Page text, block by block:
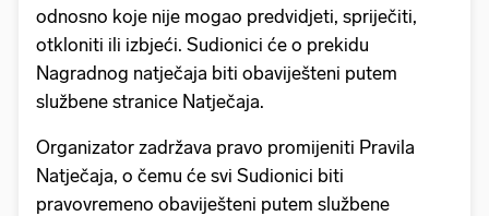
odnosno koje nije mogao predvidjeti, spriječiti,
otkloniti ili izbjeći. Sudionici će o prekidu
Nagradnog natječaja biti obaviješteni putem
službene stranice Natječaja.
Organizator zadržava pravo promijeniti Pravila
Natječaja, o čemu će svi Sudionici biti
pravovremeno obaviješteni putem službene